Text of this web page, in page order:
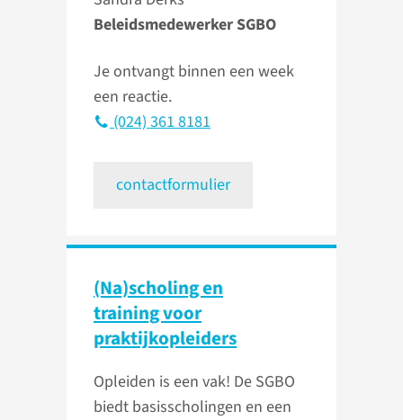
Beleidsmedewerker SGBO
Je ontvangt binnen een week
een reactie.
(024) 361 8181
contactformulier
(Na)scholing en
training voor
praktijkopleiders
Opleiden is een vak! De SGBO
biedt basisscholingen en een